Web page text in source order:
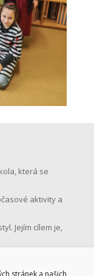
stránek a našich
která se
aktivity a
Jejím cílem je,